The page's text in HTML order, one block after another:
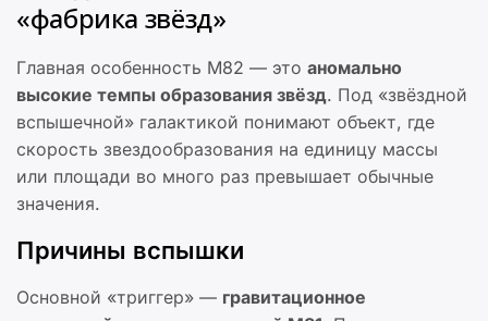
«фабрика звёзд»
Главная особенность M82 — это аномально
высокие темпы образования звёзд. Под «звёздной
вспышечной» галактикой понимают объект, где
скорость звездообразования на единицу массы
или площади во много раз превышает обычные
значения.
Причины вспышки
Основной «триггер» — гравитационное